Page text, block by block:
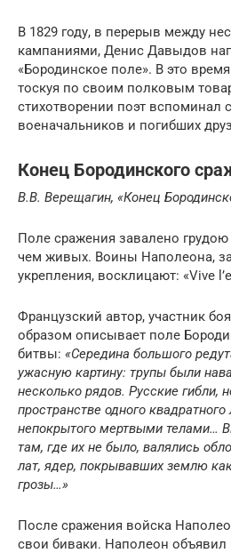
В 1829 году, в перерыв между
кампаниями, Денис Давыдов
«Бородинское поле». В это
тоскуя по своим полковым
стихотворении поэт вспоминал
военачальников и погибших
Конец Бородинского
В.В. Верещагин, «Конец
Поле сражения завалено
чем живых. Воины Наполеона,
укрепления, восклицают: «Vive
Французский автор, участник
образом описывает поле
битвы: «Середина большого
ужасную картину: трупы были
несколько рядов. Русские гибли,
пространстве одного
непокрытого мертвыми телами…
там, где их не было, валялись
лат, ядер, покрывавших землю
грозы…»
После сражения войска
свои биваки. Наполеон